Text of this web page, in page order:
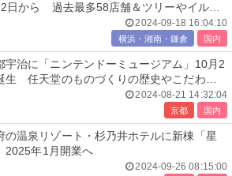
日から 過去最多58店舗＆ツリーやイルミ
2024-09-18 16:04:10
横浜・湘南・鎌倉 国内
宇治に「ニンテンドーミュージアム」10月2
生 任天堂のものづくりの歴史やこだわり
2024-08-21 14:32:04
京都 国内
の温泉リゾート・杉乃井ホテルに新棟「星
2025年1月開業へ
2024-09-26 08:15:00